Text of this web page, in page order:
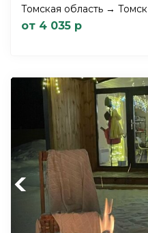
Томская область → Томск
от 4 035 р
Previous